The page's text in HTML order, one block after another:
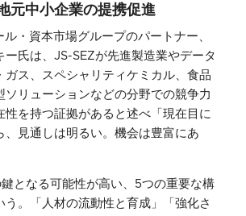
元中小企業の提携促進
ル・資本市場グループのパートナー、
ー氏は、JS-SEZが先進製造業やデータ
ガス、スペシャリティケミカル、食品
ソリューションなどの分野での競争力
性を持つ証拠があると述べ「現在目に
、見通しは明るい。機会は豊富にあ
となる可能性が高い、5つの重要な構
う。「人材の流動性と育成」「強化さ